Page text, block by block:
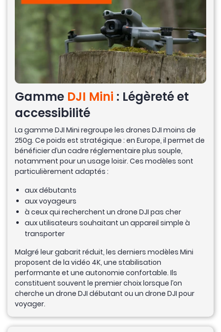
Gamme DJI Mini : Légèreté et
accessibilité
La gamme DJI Mini regroupe les drones DJI moins de
250g. Ce poids est stratégique : en Europe, il permet de
bénéficier d’un cadre réglementaire plus souple,
notamment pour un usage loisir. Ces modèles sont
particulièrement adaptés :
aux débutants
aux voyageurs
à ceux qui recherchent un drone DJI pas cher
aux utilisateurs souhaitant un appareil simple à
transporter
Malgré leur gabarit réduit, les derniers modèles Mini
proposent de la vidéo 4K, une stabilisation
performante et une autonomie confortable. Ils
constituent souvent le premier choix lorsque l’on
cherche un drone DJI débutant ou un drone DJI pour
voyager.